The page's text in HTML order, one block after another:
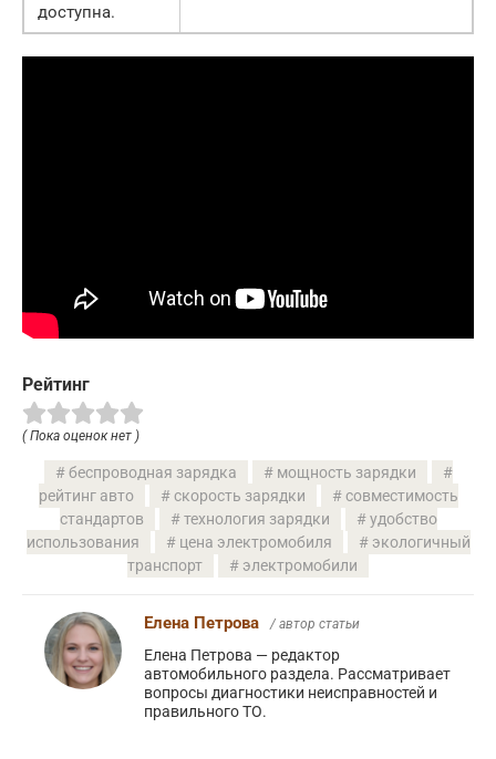
доступна.
Рейтинг
( Пока оценок нет )
беспроводная зарядка
мощность зарядки
рейтинг авто
скорость зарядки
совместимость
стандартов
технология зарядки
удобство
использования
цена электромобиля
экологичный
транспорт
электромобили
Елена Петрова / автор статьи
Елена Петрова — редактор
автомобильного раздела. Рассматривает
вопросы диагностики неисправностей и
правильного ТО.